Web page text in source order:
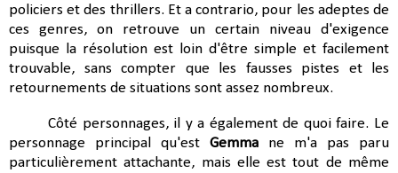
policiers et des thrillers. Et a contrario, pour les adeptes de
ces genres, on retrouve un certain niveau d'exigence
puisque la résolution est loin d'être simple et facilement
trouvable, sans compter que les fausses pistes et les
retournements de situations sont assez nombreux.
Côté personnages, il y a également de quoi faire. Le
personnage principal qu'est Gemma ne m'a pas paru
particulièrement attachante, mais elle est tout de même